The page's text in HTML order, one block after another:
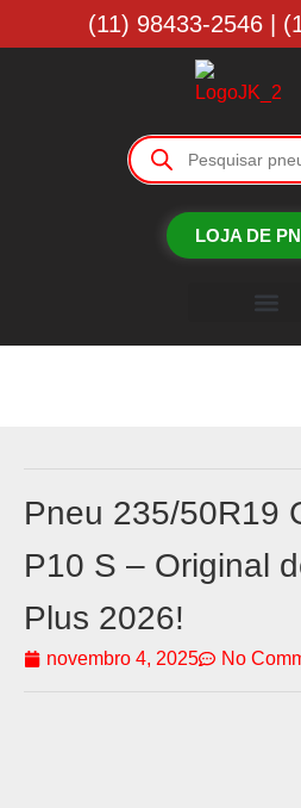
(11) 98433-2546 |
LOJA DE
Pneu 235/50R19
P10 S – Original
Plus 2026!
novembro 4, 2025 No